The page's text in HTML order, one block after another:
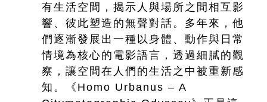
有生活空間，揭示人與場所之間相互影
響、彼此塑造的無聲對話。多年來，他
們逐漸發展出一種以身體、動作與日常
情境為核心的電影語言，透過細膩的觀
察，讓空間在人們的生活之中被重新感
知。《Homo Urbanus – A